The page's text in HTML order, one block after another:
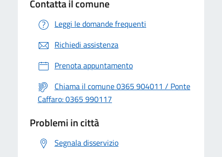
Contatta il comune
Leggi le domande frequenti
Richiedi assistenza
Prenota appuntamento
Chiama il comune 0365 904011 / Ponte
Caffaro: 0365 990117
Problemi in città
Segnala disservizio